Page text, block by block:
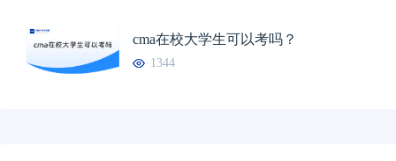
cma在校大学生可以考吗？
1344